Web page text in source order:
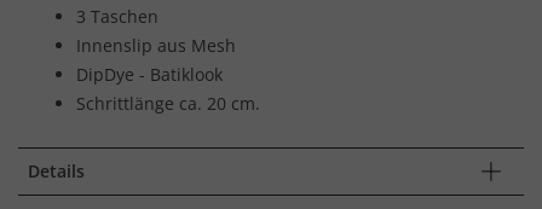
3 Taschen
Innenslip aus Mesh
DipDye - Batiklook
Schrittlänge ca. 20 cm.
Details